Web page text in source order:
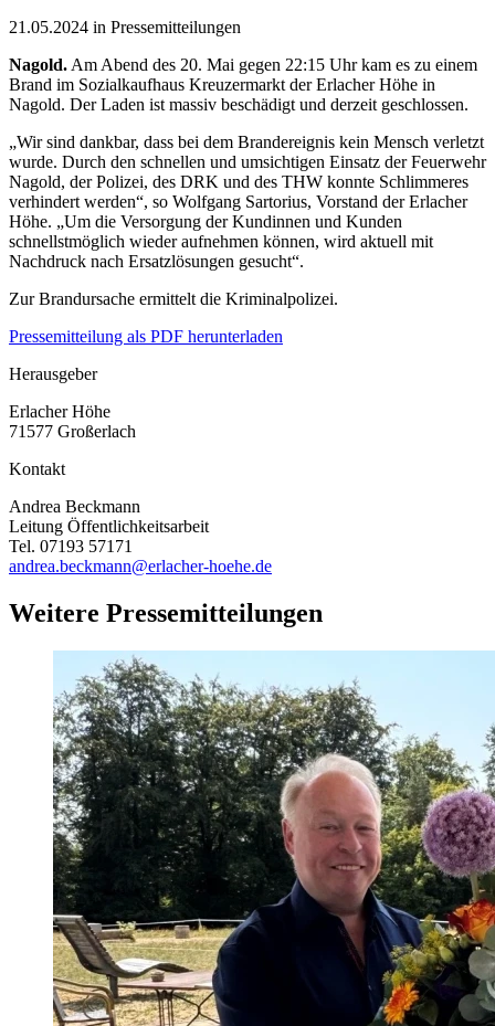
21.05.2024 in Pressemitteilungen
Nagold. Am Abend des 20. Mai gegen 22:15 Uhr kam es zu einem
Brand im Sozialkaufhaus Kreuzermarkt der Erlacher Höhe in
Nagold. Der Laden ist massiv beschädigt und derzeit geschlossen.
„Wir sind dankbar, dass bei dem Brandereignis kein Mensch verletzt
wurde. Durch den schnellen und umsichtigen Einsatz der Feuerwehr
Nagold, der Polizei, des DRK und des THW konnte Schlimmeres
verhindert werden“, so Wolfgang Sartorius, Vorstand der Erlacher
Höhe. „Um die Versorgung der Kundinnen und Kunden
schnellstmöglich wieder aufnehmen können, wird aktuell mit
Nachdruck nach Ersatzlösungen gesucht“.
Zur Brandursache ermittelt die Kriminalpolizei.
Pressemitteilung als PDF herunterladen
Herausgeber
Erlacher Höhe
71577 Großerlach
Kontakt
Andrea Beckmann
Leitung Öffentlichkeitsarbeit
Tel. 07193 57171
andrea.beckmann@erlacher-hoehe.de
Weitere Pressemitteilungen